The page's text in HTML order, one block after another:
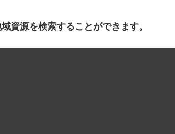
資源を検索することができます。